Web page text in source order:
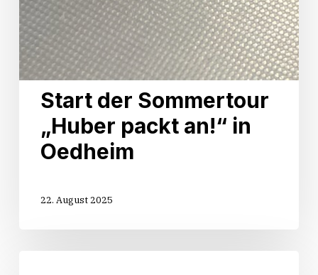
Start der Sommertour
„Huber packt an!“ in
Oedheim
22. August 2025